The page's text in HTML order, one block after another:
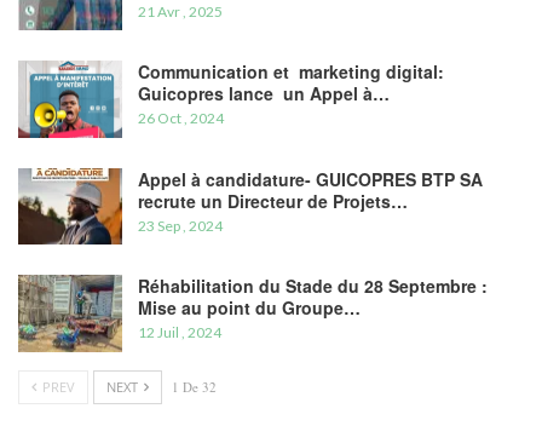
21 Avr , 2025
Communication et marketing digital:
Guicopres lance un Appel à…
26 Oct , 2024
Appel à candidature- GUICOPRES BTP SA
recrute un Directeur de Projets…
23 Sep , 2024
Réhabilitation du Stade du 28 Septembre :
Mise au point du Groupe…
12 Juil , 2024
PREV NEXT 1 De 32